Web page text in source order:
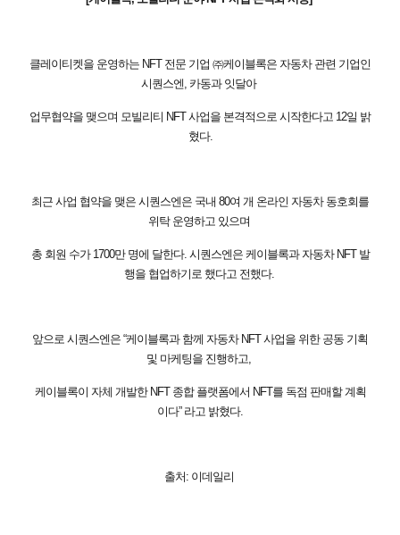
클레이티켓을 운영하는 NFT 전문 기업 ㈜케이블록은 자동차 관련 기업인
시퀀스엔, 카동과 잇달아
업무협약을 맺으며 모빌리티 NFT 사업을 본격적으로 시작한다고 12일 밝
혔다.
최근 사업 협약을 맺은 시퀀스엔은 국내 80여 개 온라인 자동차 동호회를
위탁 운영하고 있으며
총 회원 수가 1700만 명에 달한다. 시퀀스엔은 케이블록과 자동차 NFT 발
행을 협업하기로 했다고 전했다.
앞으로 시퀀스엔은 “케이블록과 함께 자동차 NFT 사업을 위한 공동 기획
및 마케팅을 진행하고,
케이블록이 자체 개발한 NFT 종합 플랫폼에서 NFT를 독점 판매할 계획
이다” 라고 밝혔다.
출처: 이데일리